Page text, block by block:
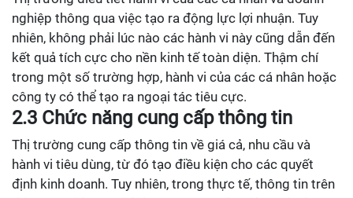
nghiệp thông qua việc tạo ra động lực lợi nhuận. Tuy
nhiên, không phải lúc nào các hành vi này cũng dẫn đến
kết quả tích cực cho nền kinh tế toàn diện. Thậm chí
trong một số trường hợp, hành vi của các cá nhân hoặc
công ty có thể tạo ra ngoại tác tiêu cực.
2.3 Chức năng cung cấp thông tin
Thị trường cung cấp thông tin về giá cả, nhu cầu và
hành vi tiêu dùng, từ đó tạo điều kiện cho các quyết
định kinh doanh. Tuy nhiên, trong thực tế, thông tin trên